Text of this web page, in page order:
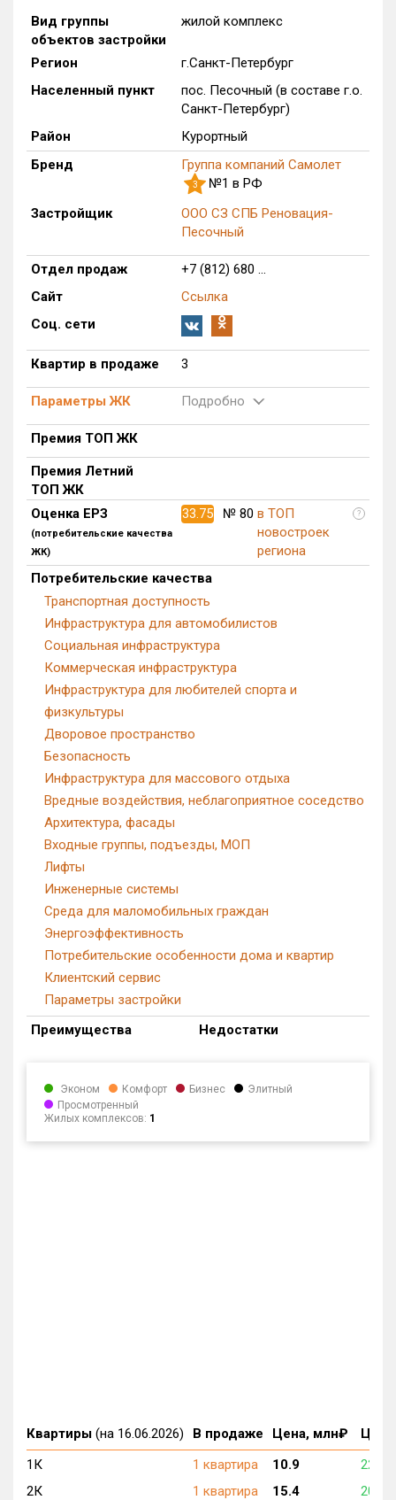
Только новые
Оценка ЕРЗ ЖК
с продажами
Жилых комплексов
Многоквартирных домов
Блокированных домов
Поселков таунхаусов
Блокированных домов
0 из 60
блоков в БД
Вид группы
объектов застройки
жилой комплекс
Регион
г.Санкт-Петербург
Населенный пункт
пос. Песочный (в составе г.о.
Санкт-Петербург)
Район
Курортный
Бренд
Группа компаний Самолет
3
№1 в РФ
Застройщик
ООО СЗ СПБ Реновация-
Песочный
Отдел продаж
+7 (812) 680 ...
Сайт
Ссылка
Соц. сети
Квартир в продаже 3
Параметры ЖК Подробно
Премия ТОП ЖК
Премия Летний
ТОП ЖК
Оценка ЕРЗ
(потребительские качества
ЖК)
33.75 № 80 в ТОП
новостроек
региона
?
Потребительские качества
Транспортная доступность
Инфраструктура для автомобилистов
Социальная инфраструктура
Коммерческая инфраструктура
Инфраструктура для любителей спорта и
физкультуры
Дворовое пространство
Безопасность
Инфраструктура для массового отдыха
Вредные воздействия, неблагоприятное соседство
Архитектура, фасады
Входные группы, подъезды, МОП
Лифты
Инженерные системы
Среда для маломобильных граждан
Энергоэффективность
Потребительские особенности дома и квартир
Клиентский сервис
Параметры застройки
Преимущества
Недостатки
Эконом Комфорт Бизнес
Элитный
Просмотренный
Жилых комплексов: 1
Квартиры (на 16.06.2026) В продаже Цена, млн₽
1К
1 квартира 10.9
226
2К
1 квартира 15.4
201